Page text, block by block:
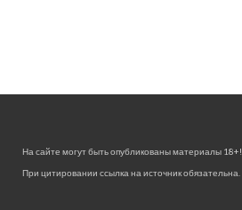
На сайте могут быть опубликованы материалы 18+!
При цитировании ссылка на источник обязательна.